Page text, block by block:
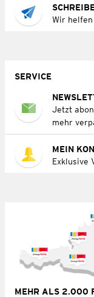
Wir
SERVICE
Jetzt
mehr
MEIN
Exklusive
MEHR ALS 2.000